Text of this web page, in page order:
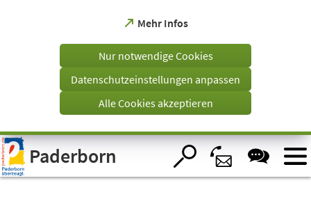
Visuelle
Assistenzsoftware
öffnen.
Mehr Infos
(Öffnet
einem
Tab)
Nur notwendige Cookies
Datenschutzeinstellungen anpassen
Alle Cookies akzeptieren
Paderborn